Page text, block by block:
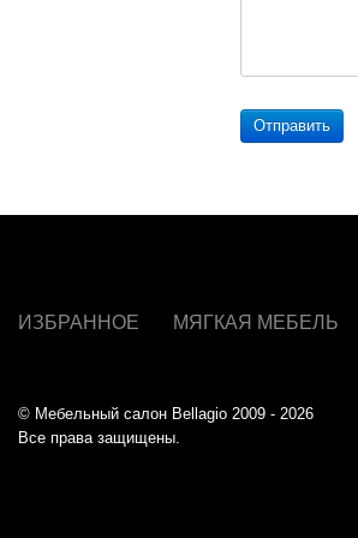
Отправить
ИЗБРАННОЕ МЯГКАЯ МЕБЕЛЬ
© Мебельный салон Bellagio 2009 - 2026
Все права защищены.